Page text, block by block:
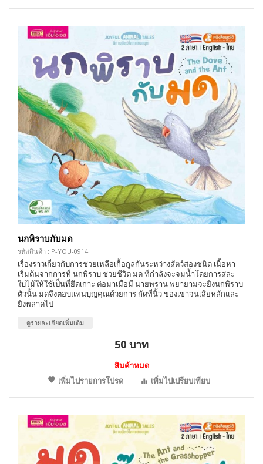
นกพิราบกับมด
รหัสสินค้า : P-YOU-0914
เรื่องราวเกี่ยวกับการช่วยเหลือเกื้อกูลกันระหว่างสัตว์สองชนิด เนื้อหา
เริ่มต้นจากการที่ นกพิราบ ช่วยชีวิต มด ที่กำลังจะจมน้ำโดยการสละ
ใบไม้ให้ใช้เป็นที่ยึดเกาะ ต่อมาเมื่อมี นายพราน พยายามจะยิงนกพิราบ
ตัวนั้น มดจึงตอบแทนบุญคุณด้วยการ กัดที่นิ้ว ของเขาจนเสียหลักและ
ยิงพลาดไป
ดูรายละเอียดเพิ่มเติม
50 บาท
สินค้าหมด
เพิ่มไปรายการโปรด
เพิ่มไปเปรียบเทียบ